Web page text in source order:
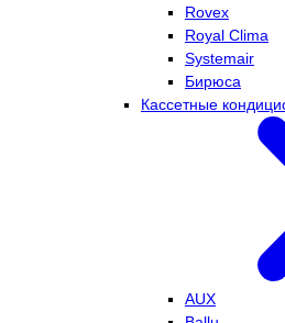
Rovex
Royal Clima
Systemair
Бирюса
Кассетные
AUX